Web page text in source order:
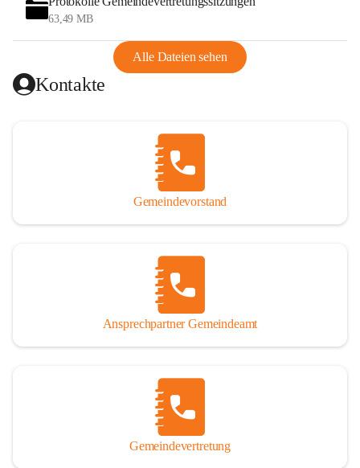
63,49 MB
Alle Dateien sehen
Kontakte
Gemeindevorstand
Ansprechpartner Gemeindeamt
Gemeindevertretung